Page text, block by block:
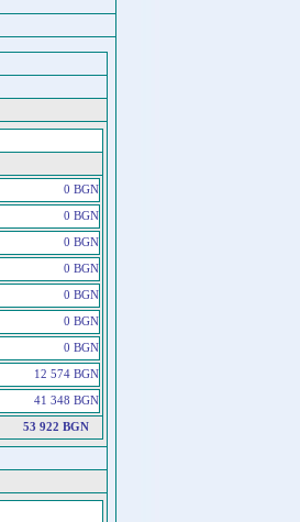
0 BGN
0 BGN
0 BGN
0 BGN
0 BGN
0 BGN
0 BGN
12 574 BGN
41 348 BGN
53 922 BGN